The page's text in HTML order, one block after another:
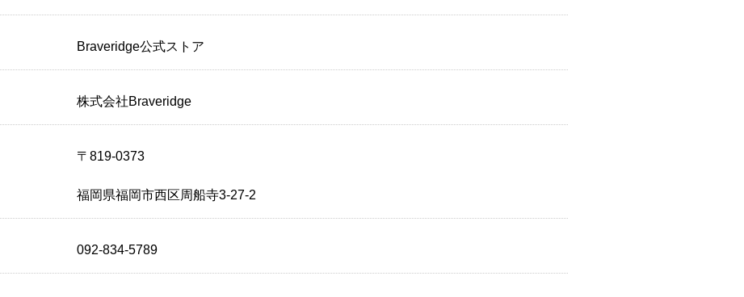
Braveridge公式ストア
株式会社Braveridge
〒819-0373
福岡県福岡市西区周船寺3-27-2
092-834-5789